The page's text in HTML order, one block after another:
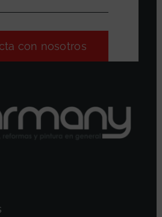
con nosotros